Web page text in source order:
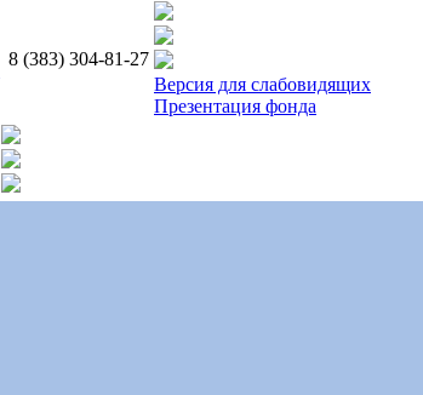
8 (383) 304-81-27
Версия для слабовидящих
Презентация фонда